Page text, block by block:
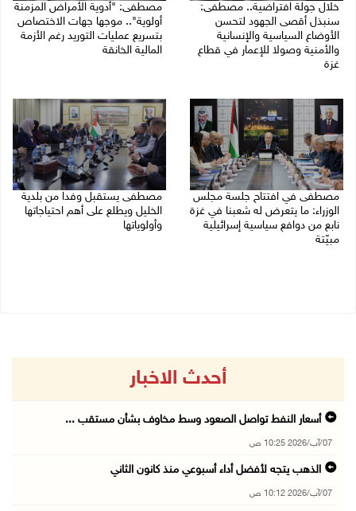
خلال جولة افتراضية.. مصطفى:
سنبذل أقصى الجهود لتحسن
الأوضاع السياسية والإنسانية
والأمنية وصولا للإعمار في قطاع
غزة
مصطفى: "أدوية الأمراض المزمنة
أولوية".. موجها جهات الاختصاص
بتسريع عمليات التوريد رغم الأزمة
المالية الخانقة
مصطفى في افتتاح جلسة مجلس
الوزراء: ما يتعرض له شعبنا في غزة
نابع من دوافع سياسية إسرائيلية
مبيّتة
مصطفى يستقبل وفدا من بلدية
الخليل ويطلع على أهم احتياجاتها
وأولوياتها
أحدث الاخبار
أسعار النفط تواصل الصعود وسط مخاوف بشأن مستقب ...
07/آب/2026 10:25 ص
الذهب يتجه لأفضل أداء أسبوعي منذ كانون الثاني
07/آب/2026 10:12 ص